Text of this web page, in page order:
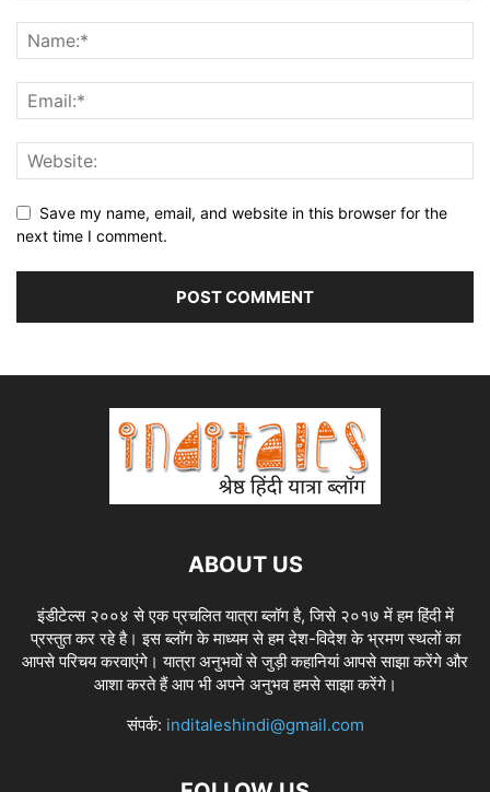
Save my name, email, and website in this browser for the
next time I comment.
ABOUT US
इंडीटेल्स २००४ से एक प्रचलित यात्रा ब्लॉग है, जिसे २०१७ में हम हिंदी में
प्रस्तुत कर रहे है। इस ब्लॉग के माध्यम से हम देश-विदेश के भ्रमण स्थलों का
आपसे परिचय करवाएंगे। यात्रा अनुभवों से जुड़ी कहानियां आपसे साझा करेंगे और
आशा करते हैं आप भी अपने अनुभव हमसे साझा करेंगे।
संपर्क: inditaleshindi@gmail.com